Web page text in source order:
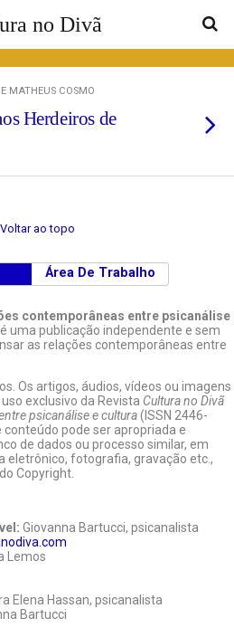
no Divã
MATHEUS COSMO
Herdeiros de
Voltar ao topo
Área De Trabalho
contemporâneas entre psicanálise
é uma publicação independente e sem
as relações contemporâneas entre
Os artigos, áudios, vídeos ou imagens
exclusivo da Revista Cultura no Divã
psicanálise e cultura(ISSN 2446-
pode ser apropriada e
de dados ou processo similar, em
eletrônico, fotografia, gravação etc.,
Copyright.
Giovanna Bartucci, psicanalista
Lemos
Elena Hassan, psicanalista
Bartucci